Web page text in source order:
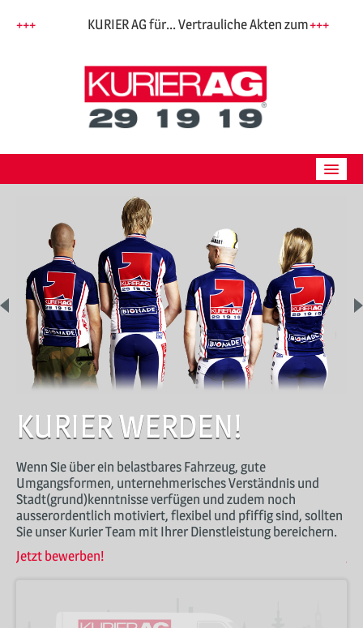
Skip+++ KURIER AG für... Vertrauliche Akten zum+++
BESTELLUNG
PREISE
PARTNER
JOBS
DOWNLOAD
WERBUNG
KONTAKT
KURIER WERDEN!
Wenn Sie über ein belastbares Fahrzeug, gute
Umgangsformen, unternehmerisches Verständnis und
Stadt(grund)kenntnisse verfügen und zudem noch
ausserordentlich motiviert, flexibel und pfiffig sind, sollten
Sie unser Kurier Team mit Ihrer Dienstleistung bereichern.
Jetzt bewerben!